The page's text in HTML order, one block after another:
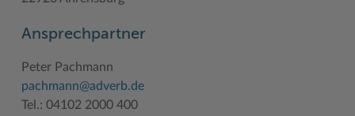
Kfz-Zulassung
Lebenslagen
Hitzeschutz
Kreistag Sitzungskalender
Kreistag und Ausschüsse
Kreisverwaltung
Praktika und FSJ
Wen wir suchen
Projekt e-Gewerbe
Wirtschafts- und Aufbaugesellschaft Stormarn
Museen
Radwandern
Ansprechpartner
Peter Pachmann
pachmann@adverb.de
Tel.: 04102 2000 400